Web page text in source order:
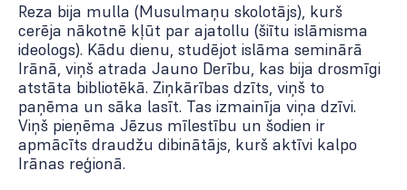
Reza bija mulla (Musulmaņu skolotājs), kurš
cerēja nākotnē kļūt par ajatollu (šiītu islāmisma
ideologs). Kādu dienu, studējot islāma seminārā
Irānā, viņš atrada Jauno Derību, kas bija drosmīgi
atstāta bibliotēkā. Ziņkārības dzīts, viņš to
paņēma un sāka lasīt. Tas izmainīja viņa dzīvi.
Viņš pieņēma Jēzus mīlestību un šodien ir
apmācīts draudžu dibinātājs, kurš aktīvi kalpo
Irānas reģionā.